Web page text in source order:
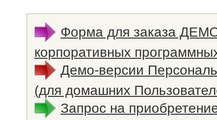
Форма для заказа
корпоративных
Демо-версии
(для домашних
Запрос на